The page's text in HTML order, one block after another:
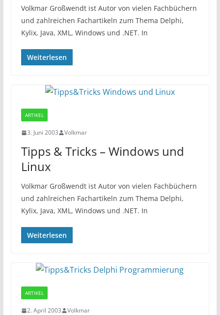
Volkmar Großwendt ist Autor von vielen Fachbüchern
und zahlreichen Fachartikeln zum Thema Delphi,
Kylix, Java, XML, Windows und .NET. In
Weiterlesen
ARTIKEL
3. Juni 2003 Volkmar
Tipps & Tricks – Windows und
Linux
Volkmar Großwendt ist Autor von vielen Fachbüchern
und zahlreichen Fachartikeln zum Thema Delphi,
Kylix, Java, XML, Windows und .NET. In
Weiterlesen
ARTIKEL
2. April 2003 Volkmar